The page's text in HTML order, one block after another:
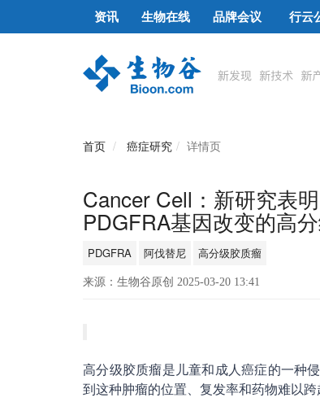
资讯 生物在线 品牌会议 行云
首页 癌症研究 详情页
Cancer Cell：新研究表
PDGFRA基因改变的高
PDGFRA 阿伐替尼 高分级胶质瘤
来源：生物谷原创 2025-03-20 13:41
高分级胶质瘤是儿童和成人癌症的一种
到这种肿瘤的位置、复发率和药物难以